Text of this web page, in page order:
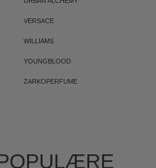
VERSACE
WILLIAMS
YOUNGBLOOD
ZARKOPERFUME